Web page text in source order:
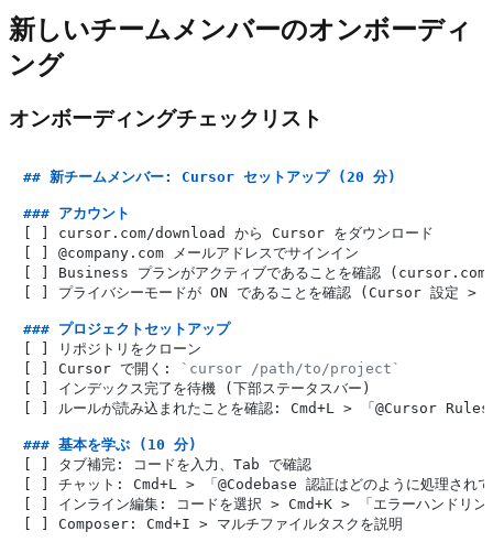
新しいチームメンバーのオンボーディ
ング
オンボーディングチェックリスト
## 新チームメンバー: Cursor セットアップ (20 分)
### アカウント
[ ] cursor.com/download から Cursor をダウンロード
[ ] @company.com メールアドレスでサインイン
[ ] Business プランがアクティブであることを確認
[ ] プライバシーモードが ON であることを確認 (Cursor 設定 >
### プロジェクトセットアップ
[ ] リポジトリをクローン
[ ] Cursor で開く:
`cursor /path/to/project`
[ ] インデックス完了を待機 (下部ステータスバー)
[ ] ルールが読み込まれたことを確認: Cmd+L > 「@Cursor Rules
### 基本を学ぶ (10 分)
[ ] タブ補完: コードを入力、Tab で確認
[ ] チャット: Cmd+L > 「@Codebase 認証はどのように処理されて
[ ] インライン編集: コードを選択 > Cmd+K > 「エラーハンドリン
[ ] Composer: Cmd+I > マルチファイルタスクを説明